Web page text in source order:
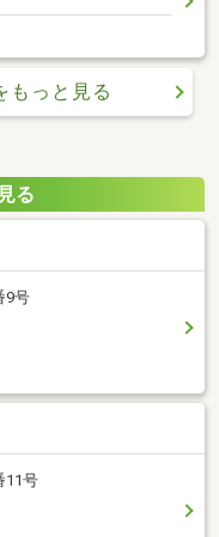
もっと見る
る
9号
11号